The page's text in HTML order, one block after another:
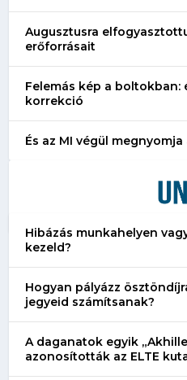
Augusztusra
erőforrásait
Felemás kép a boltokban:
korrekció
És az MI végül
Hibázás munkahelyen
kezeld?
Hogyan pályázz
jegyeid számítsanak?
A daganatok egyik
azonosították az ELTE